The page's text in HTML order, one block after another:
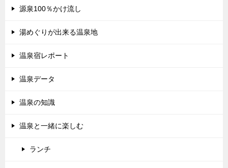
源泉100％かけ流し
湯めぐりが出来る温泉地
温泉宿レポート
温泉データ
温泉の知識
温泉と一緒に楽しむ
ランチ